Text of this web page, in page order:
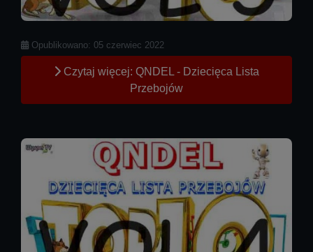
Szczegóły
Opublikowano: 05 czerwiec 2022
Czytaj więcej: QNDEL - Dziecięca Lista
Przebojów